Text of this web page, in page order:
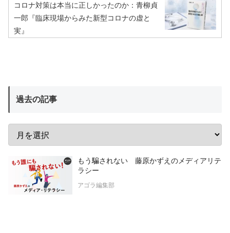
コロナ対策は本当に正しかったのか：青柳貞
一郎『臨床現場からみた新型コロナの虚と
実』
過去の記事
もう騙されない 藤原かずえのメディアリテ
ラシー
アゴラ編集部